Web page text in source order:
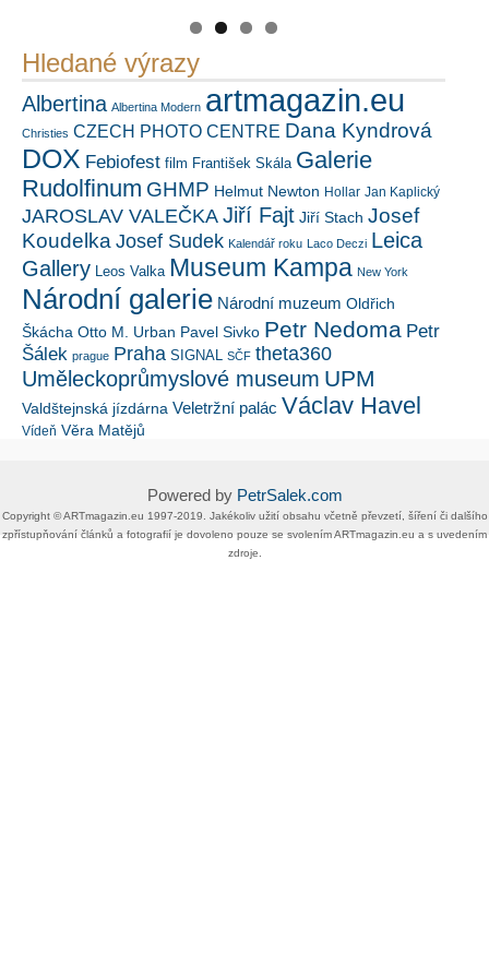
Hledané výrazy
Albertina Albertina Modern artmagazin.eu
Christies CZECH PHOTO CENTRE Dana Kyndrová
DOX Febiofest film František Skála Galerie
Rudolfinum GHMP Helmut Newton Hollar Jan Kaplický
JAROSLAV VALEČKA Jiří Fajt Jiří Stach Josef
Koudelka Josef Sudek Kalendář roku Laco Deczi Leica
Gallery Leos Valka Museum Kampa New York
Národní galerie Národní muzeum Oldřich
Škácha Otto M. Urban Pavel Sivko Petr Nedoma Petr
Šálek prague Praha SIGNAL SČF theta360
Uměleckoprůmyslové museum UPM
Valdštejnská jízdárna Veletržní palác Václav Havel
Vídeň Věra Matějů
Powered by PetrSalek.com
Copyright ©​ ​​ARTmagazin.eu ​1997-2019​.​ Jakékoliv užití obsahu včetně převzetí, šíření či dalšího
zpřístupňování článků a fotografií je dovoleno pouze se svolením ​ARTmagazin.eu​ ​a s uvedením
zdroje.